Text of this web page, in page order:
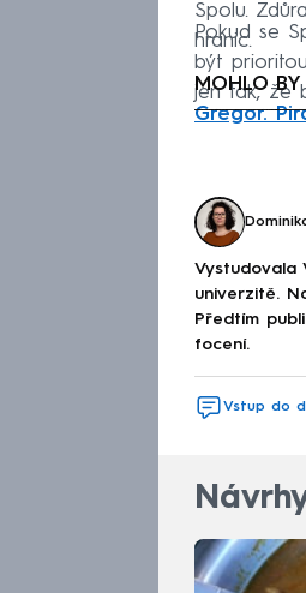
Spolu.
hranic.
Pokud se
být
jen tak, že
MOHLO BY
Gregor.
Vystudovala
univerzitě.
Předtím
focení.
Vstup do